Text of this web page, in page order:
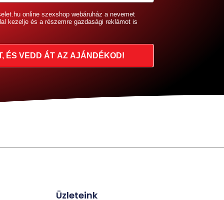
online szexshop webáruház a nevemet
kezelje és a részemre gazdasági reklámot is
ÉS VEDD ÁT AZ AJÁNDÉKOD!
Üzleteink